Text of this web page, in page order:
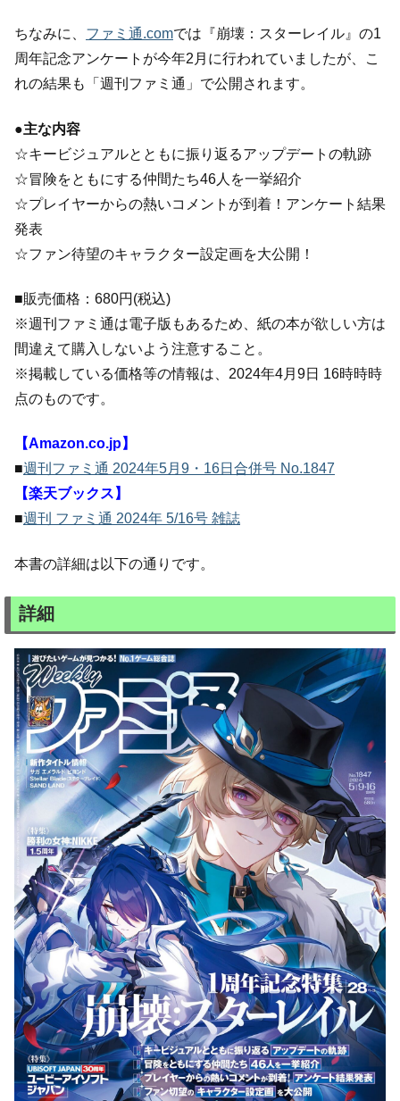
ちなみに、 ファミ通.comでは『崩壊：スターレイル』の1
周年記念アンケートが今年2月に行われていましたが、こ
れの結果も「週刊ファミ通」で公開されます。
●主な内容
☆キービジュアルとともに振り返るアップデートの軌跡
☆冒険をともにする仲間たち46人を一挙紹介
☆プレイヤーからの熱いコメントが到着！アンケート結果
発表
☆ファン待望のキャラクター設定画を大公開！
■販売価格：680円(税込)
※週刊ファミ通は電子版もあるため、紙の本が欲しい方は
間違えて購入しないよう注意すること。
※掲載している価格等の情報は、2024年4月9日 16時時時
点のものです。
【Amazon.co.jp】
■週刊ファミ通 2024年5月9・16日合併号 No.1847
【楽天ブックス】
■週刊 ファミ通 2024年 5/16号 雑誌
本書の詳細は以下の通りです。
詳細